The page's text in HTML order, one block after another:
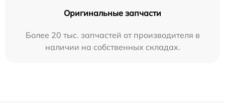
Оригинальные запчасти
Более 20 тыс. запчастей от производителя в
наличии на собственных складах.